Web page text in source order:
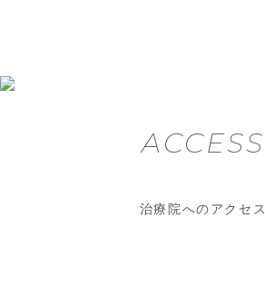
ACCESS
治療院へのアクセス